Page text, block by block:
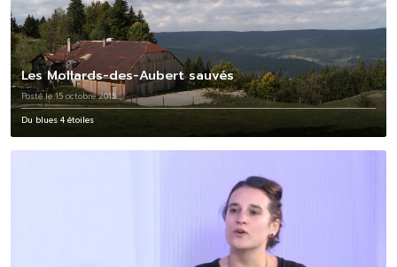
Les Mollards-des-Aubert sauvés
Posté le 15 octobre 2015
Du blues 4 étoiles